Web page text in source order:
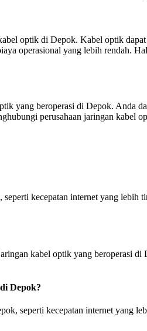
optik di Depok. Kabel optik
operasional yang lebih rendah.
yang beroperasi di Depok. Anda
perusahaan jaringan kabel
kecepatan internet yang
kabel optik yang beroperasi
Depok?
seperti kecepatan internet yang